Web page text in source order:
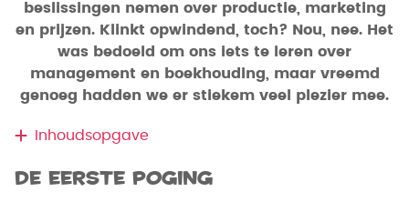
beslissingen nemen over productie, marketing
en prijzen. Klinkt opwindend, toch? Nou, nee. Het
was bedoeld om ons iets te leren over
management en boekhouding, maar vreemd
genoeg hadden we er stiekem veel plezier mee.
Inhoudsopgave
De eerste poging